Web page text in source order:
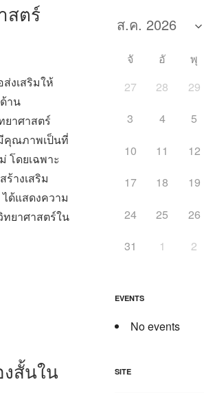
สตร์
งเสริมให้
าน
ยาศาสตร์
คุณภาพเป็นที่
โดยเฉพาะ
างเสริม
ด้แสดงความ
ยาศาสตร์ใน
สั้นใน
จั อั พุ
27
28 29
3 4 5
10 11 12
17 18 19
24 25 26
31 1 2
EVENTS
No events
SITE